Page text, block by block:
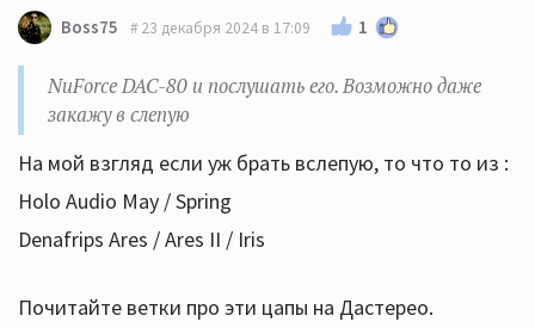
Boss75 23 декабря 2024 в 17:09 1
NuForce DAC-80 и послушать его. Возможно даже
закажу в слепую
На мой взгляд если уж брать вслепую, то что то из :
Holo Audio May / Spring
Denafrips Ares / Ares II / Iris
Почитайте ветки про эти цапы на Дастерео.